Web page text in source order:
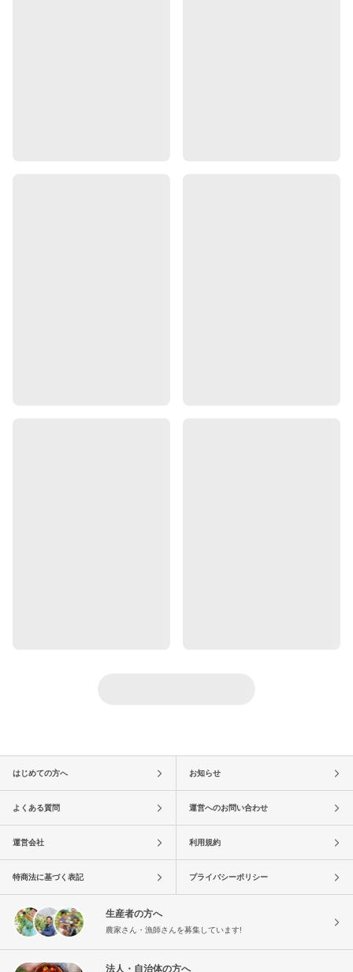
はじめての方へ お知らせ
よくある質問 運営へのお問い合わせ
運営会社 利用規約
特商法に基づく表記 プライバシーポリシー
生産者の方へ
農家さん・漁師さんを募集しています!
法人・自治体の方へ